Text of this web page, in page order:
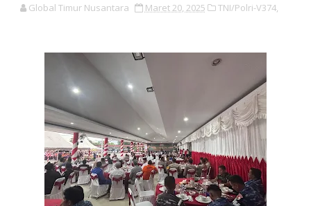
Global Timur Nusantara Maret 20, 2025 TNI/Polri-V374,